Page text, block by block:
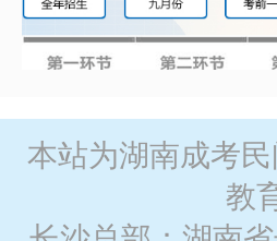
本站为湖南成考
教